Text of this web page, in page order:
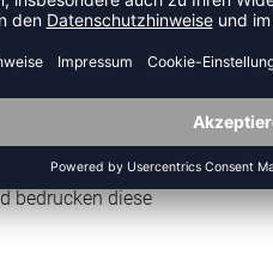
bei dir
Muster zur
ist möglich (Druck,
bedrucken diese